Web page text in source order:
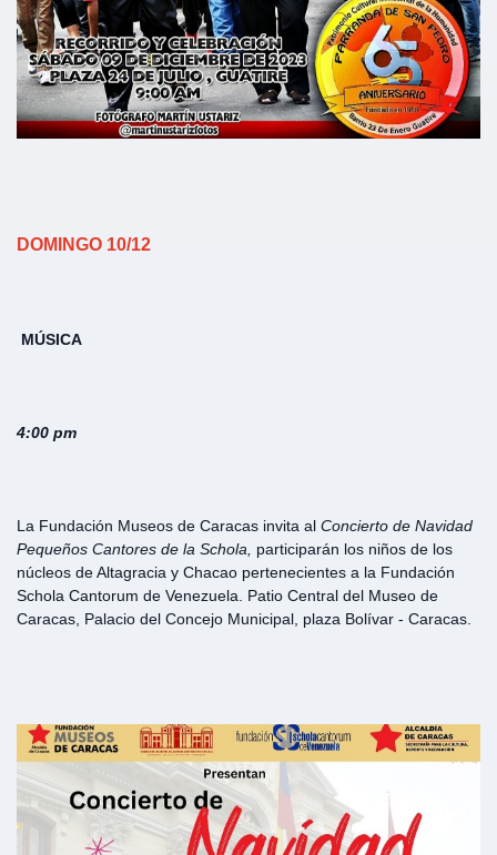
DOMINGO 10/12
MÚSICA
4:00 pm
La Fundación Museos de Caracas invita al Concierto de Navidad
Pequeños Cantores de la Schola,
participarán los niños de los
núcleos de Altagracia y Chacao pertenecientes a la Fundación
Schola Cantorum de Venezuela. Patio Central del Museo de
Caracas, Palacio del Concejo Municipal, plaza Bolívar - Caracas.